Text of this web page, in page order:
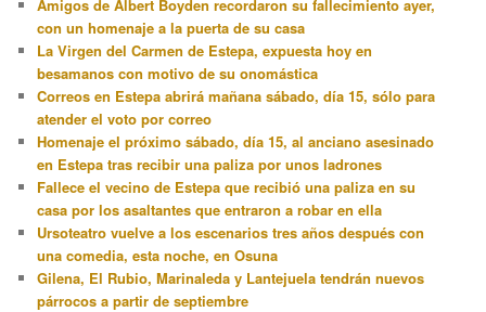
Amigos de Albert Boyden recordaron su fallecimiento ayer,
con un homenaje a la puerta de su casa
La Virgen del Carmen de Estepa, expuesta hoy en
besamanos con motivo de su onomástica
Correos en Estepa abrirá mañana sábado, día 15, sólo para
atender el voto por correo
Homenaje el próximo sábado, día 15, al anciano asesinado
en Estepa tras recibir una paliza por unos ladrones
Fallece el vecino de Estepa que recibió una paliza en su
casa por los asaltantes que entraron a robar en ella
Ursoteatro vuelve a los escenarios tres años después con
una comedia, esta noche, en Osuna
Gilena, El Rubio, Marinaleda y Lantejuela tendrán nuevos
párrocos a partir de septiembre